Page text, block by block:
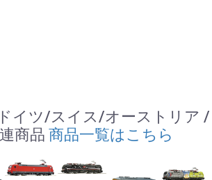
イツ/スイス/オーストリア /
商品 商品一覧はこちら